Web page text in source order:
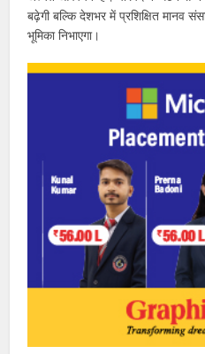
बढ़ेगी बल्कि देशभर में प्रशिक्षित मानव
भूमिका निभाएगा।